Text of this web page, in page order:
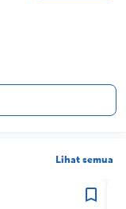
Lihat semua